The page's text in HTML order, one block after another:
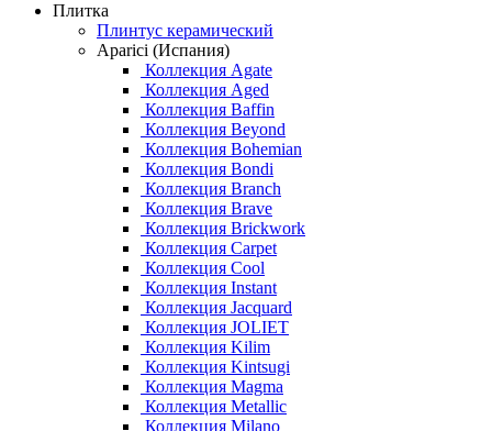
Плитка
Плинтус керамический
Aparici (Испания)
Коллекция Agate
Коллекция Aged
Коллекция Baffin
Коллекция Beyond
Коллекция Bohemian
Коллекция Bondi
Коллекция Branch
Коллекция Brave
Коллекция Brickwork
Коллекция Carpet
Коллекция Cool
Коллекция Instant
Коллекция Jacquard
Коллекция JOLIET
Коллекция Kilim
Коллекция Kintsugi
Коллекция Magma
Коллекция Metallic
Коллекция Milano